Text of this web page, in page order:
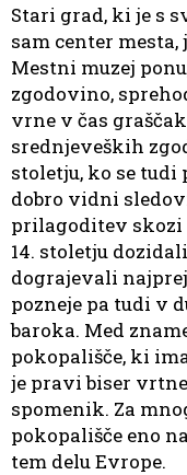
Stari grad, ki je s
sam center
Mestni muzej
zgodovino,
vrne v čas
srednjeveških
stoletju, ko se tudi
dobro vidni
prilagoditev skozi
14. stoletju
dograjevali
pozneje pa tudi v
baroka. Med
pokopališče, ki
je pravi biser
spomenik. Za
pokopališče eno
tem delu Evrope.